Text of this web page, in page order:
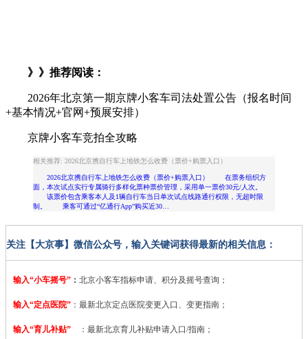
》》推荐阅读：
2026年北京第一期京牌小客车司法处置公告（报名时间
+基本情况+官网+预展安排）
京牌小客车竞拍全攻略
相关推荐: 2026北京携自行车上地铁怎么收费（票价+购票入口）
2026北京携自行车上地铁怎么收费（票价+购票入口） 在票务组织方
面，本次试点实行专属骑行多样化票种票价管理，采用单一票价30元/人次。
该票价包含乘客本人及1辆自行车当日单次试点线路通行权限，无超时限
制。 乘客可通过“亿通行App”购买近30…
关注【大京事】微信公众号，输入关键词获得最新的相关信息：
输入“小车摇号” ： 北京小客车指标申请、积分及摇号查询；
输入“定点医院” ： 最新北京定点医院变更入口、变更指南；
输入“育儿补贴” ：最新北京育儿补贴申请入口/指南；